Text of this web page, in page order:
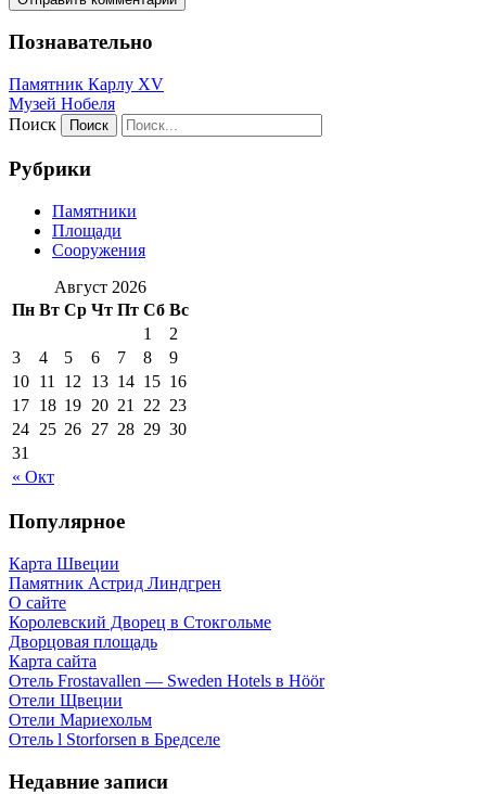
Познавательно
Памятник Карлу XV
Музей Нобеля
Поиск
Рубрики
Памятники
Площади
Сооружения
Август 2026
Пн Вт Ср Чт Пт Сб Вс
« Окт
1
2
3
4 5 6 7 8
9
10 11 12 13 14 15 16
17 18 19 20 21 22 23
24 25 26 27 28 29 30
31
Популярное
Карта Швеции
Памятник Астрид Линдгрен
О сайте
Королевский Дворец в Стокгольме
Дворцовая площадь
Карта сайта
Отель Frostavallen — Sweden Hotels в Höör
Отели Щвеции
Отели Мариехольм
Отель l Storforsen в Бредселе
Недавние записи